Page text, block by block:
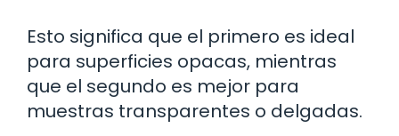
Esto significa que el primero es ideal
para superficies opacas, mientras
que el segundo es mejor para
muestras transparentes o delgadas.